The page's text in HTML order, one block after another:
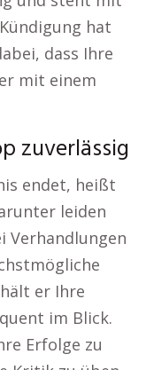
hat
dass Ihre
mit einem
zuverlässig
endet, heißt
leiden
Verhandlungen
er Ihre
im Blick.
Erfolge zu